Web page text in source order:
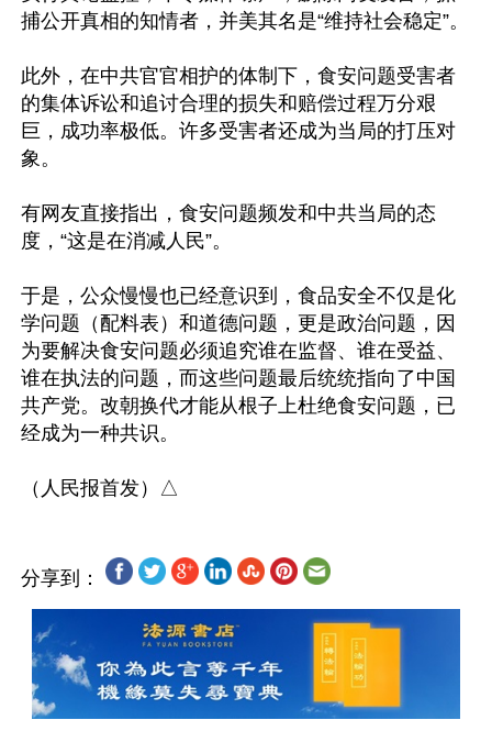
捕公开真相的知情者，并美其名是“维持社会稳定”。
此外，在中共官官相护的体制下，食安问题受害者
的集体诉讼和追讨合理的损失和赔偿过程万分艰
巨，成功率极低。许多受害者还成为当局的打压对
象。
有网友直接指出，食安问题频发和中共当局的态
度，“这是在消减人民”。
于是，公众慢慢也已经意识到，食品安全不仅是化
学问题（配料表）和道德问题，更是政治问题，因
为要解决食安问题必须追究谁在监督、谁在受益、
谁在执法的问题，而这些问题最后统统指向了中国
共产党。改朝换代才能从根子上杜绝食安问题，已
经成为一种共识。
分享到：